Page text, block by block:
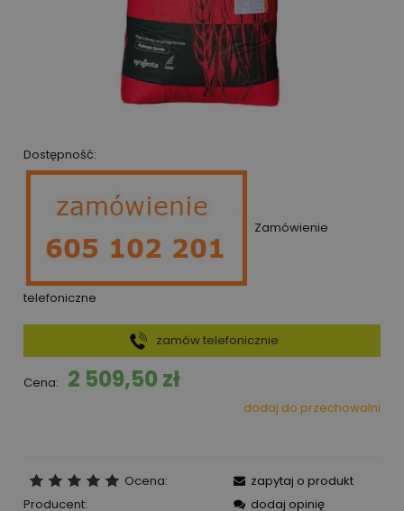
Dostępność:
Zamówienie
telefoniczne
Cena: 2 509,50 zł
zamów telefonicznie
dodaj do przechowalni
Ocena:
Producent:
zapytaj o produkt
dodaj opinię